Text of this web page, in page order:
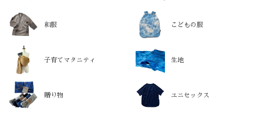
和服 こどもの服
子育てマタニティ 生地
贈り物 ユニセックス